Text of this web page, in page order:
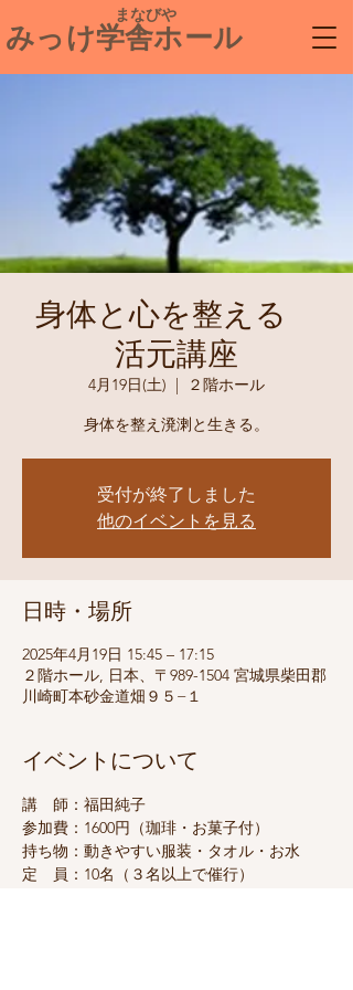
​ まなびや
みっけ学舎ホール
身体と心を整える
活元講座
4月19日(土)
  |
２階ホール
受付が終了しました
他のイベントを見る
日時・場所
2025年4月19日 15:45 – 17:15
２階ホール, 日本、〒989-1504 宮城県柴田郡
川崎町本砂金道畑９５−１
イベントについて
講　師：福田純子
参加費：1600円（珈琲・お菓子付）
持ち物：動きやすい服装・タオル・お水
定　員：10名（３名以上で催行）